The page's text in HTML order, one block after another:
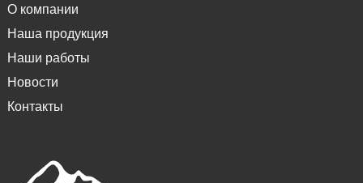
О компании
Наша продукция
Наши работы
Новости
Контакты